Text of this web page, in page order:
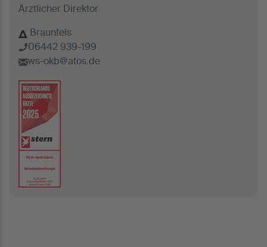
Ärztlicher Direktor
Braunfels
06442 939-199
ws-okb@atos.de